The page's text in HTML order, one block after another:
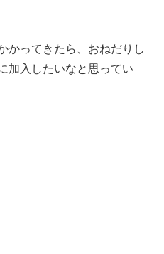
かってきたら、おねだりし
加入したいなと思ってい